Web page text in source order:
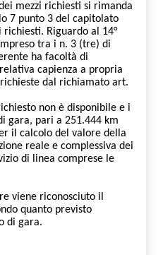
mezzi richiesti si rimanda
7 punto 3 del capitolato
richiesti. Riguardo al 14°
tra i n. 3 (tre) di
ha facoltà di
capienza a propria
dal richiamato art.
non è disponibile e i
gara, pari a 251.444 km
il calcolo del valore della
reale e complessiva dei
di linea comprese le
viene riconosciuto il
quanto previsto
di gara.